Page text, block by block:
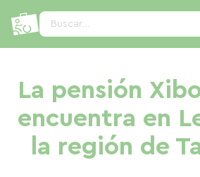
Buscar...
La pensión
encuentra en
la región de
Panel de gestión de cookies